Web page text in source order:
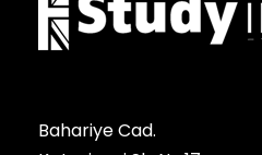
Bahariye Cad.